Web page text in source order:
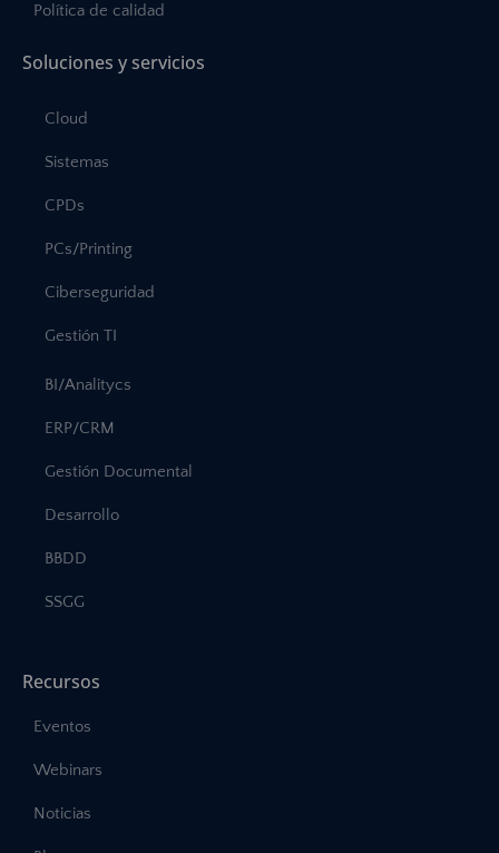
Política de calidad
Soluciones y servicios
Cloud
Sistemas
CPDs
PCs/Printing
Ciberseguridad
Gestión TI
BI/Analitycs
ERP/CRM
Gestión Documental
Desarrollo
BBDD
SSGG
Recursos
Eventos
Webinars
Noticias